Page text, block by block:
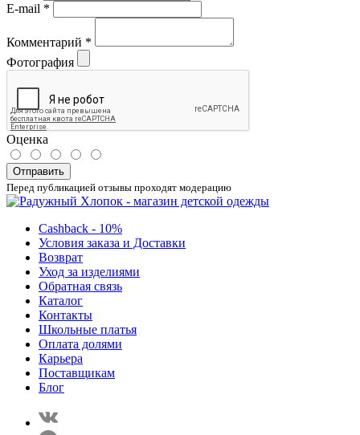
E-mail *
Комментарий *
Фотография
Оценка
Отправить
Перед публикацией отзывы проходят модерацию
Cashback - 10%
Условия заказа и Доставки
Возврат
Уход за изделиями
Обратная связь
Каталог
Контакты
Школьные платья
Оплата долями
Карьера
Поставщикам
Блог